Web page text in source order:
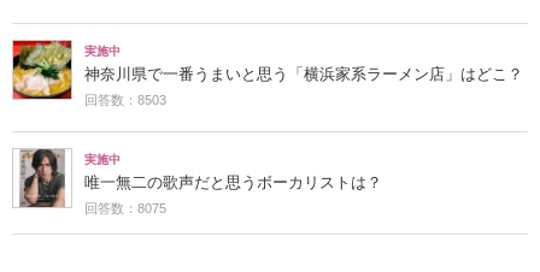
実施中
神奈川県で一番うまいと思う「横浜家系ラーメン店」はどこ？
回答数：8503
実施中
唯一無二の歌声だと思うボーカリストは？
回答数：8075